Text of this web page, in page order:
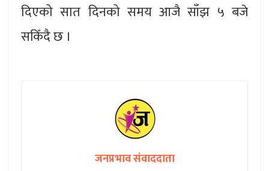
दिएको सात दिनको समय आजै साँझ ५ बजे
सकिँदै छ ।
जनप्रभाव संवाददाता